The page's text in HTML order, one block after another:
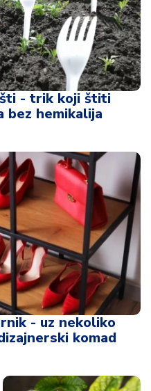
- trik koji štiti
bez hemikalija
- uz nekoliko
komad